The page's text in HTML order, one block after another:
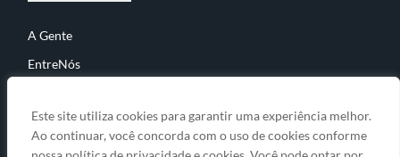
Este site utiliza cookies para garantir uma experiência melhor.
Ao continuar, você concorda com o uso de cookies conforme
A Gente
EntreNós